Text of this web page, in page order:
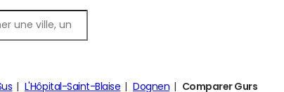
L'Hôpital-Saint-Blaise Dognen
Comparer Gurs